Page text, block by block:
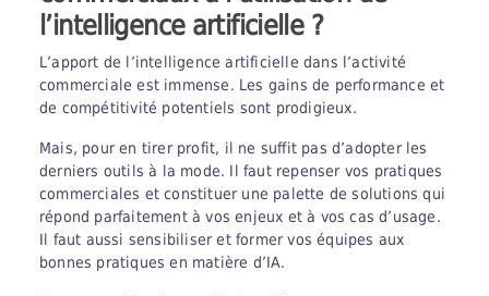
l’intelligence artificielle ?
L’apport de l’intelligence artificielle dans l’activité
commerciale est immense. Les gains de performance et
de compétitivité potentiels sont prodigieux.
Mais, pour en tirer profit, il ne suffit pas d’adopter les
derniers outils à la mode. Il faut repenser vos pratiques
commerciales et constituer une palette de solutions qui
répond parfaitement à vos enjeux et à vos cas d’usage.
Il faut aussi sensibiliser et former vos équipes aux
bonnes pratiques en matière d’IA.